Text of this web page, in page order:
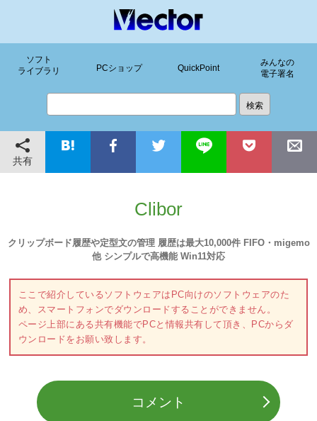
ソフト
ライブラリ
PCショップ QuickPoint
みんなの
電子署名
共有
Clibor
クリップボード履歴や定型文の管理 履歴は最大10,000件 FIFO・migemo
他 シンプルで高機能 Win11対応
ここで紹介しているソフトウェアはPC向けのソフトウェアのた
め、スマートフォンでダウンロードすることができません。
ページ上部にある共有機能でPCと情報共有して頂き、PCからダ
ウンロードをお願い致します。
コメント